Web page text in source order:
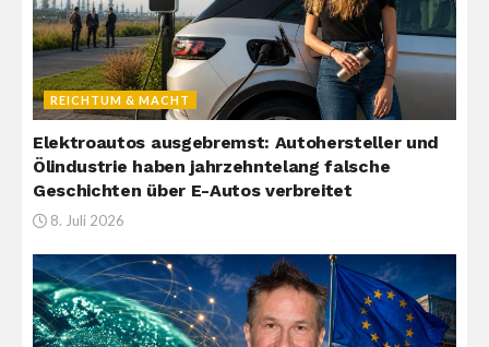
REICHTUM & MACHT
Elektroautos ausgebremst: Autohersteller und
Ölindustrie haben jahrzehntelang falsche
Geschichten über E-Autos verbreitet
8. Juli 2026